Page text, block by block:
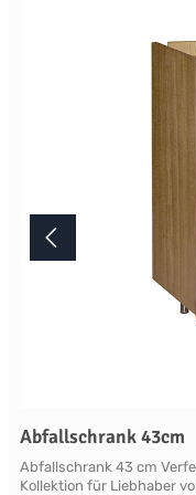
Produktes nicht
diesem Artikel
2381 97372-0,per E-Mail
Terminabsprache
Abfallschrank 43cm
Abfallschrank 43 cm
Kollektion für Liebhaber